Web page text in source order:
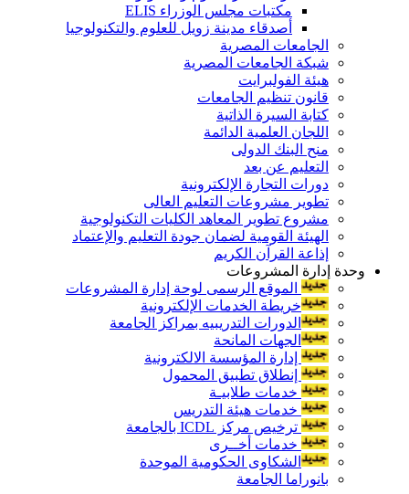
مكتبات مجلس الوزراء ELIS
أصدقاء مدينة زويل للعلوم والتكنولوجيا
الجامعات المصرية
شبكة الجامعات المصرية
هيئة الفولبرايت
قانون تنظيم الجامعات
كتابة السيرة الذاتية
اللجان العلمية الدائمة
منح البنك الدولى
التعليم عن بعد
دورات التجارة الإلكترونية
تطوير مشروعات التعليم العالى
مشروع تطوير المعاهد الكليات التكنولوجية
الهيئة القومية لضمان جودة التعليم والإعتماد
إذاعة القرآن الكريم
وحدة إدارة المشروعات
الموقع الرسمى لوحة إدارة المشروعات
خريطة الخدمات الإلكترونية
الدورات التدريبيه بمراكز الجامعة
الجهات المانحة
إدارة المؤسسة الالكترونية
إنطلاق تطبيق المحمول
خدمات طلابيـة
خدمات هيئة التدريس
ترخيص مركز ICDL بالجامعة
خدمات أخــرى
الشكاوى الحكومية الموحدة
بانوراما الجامعة